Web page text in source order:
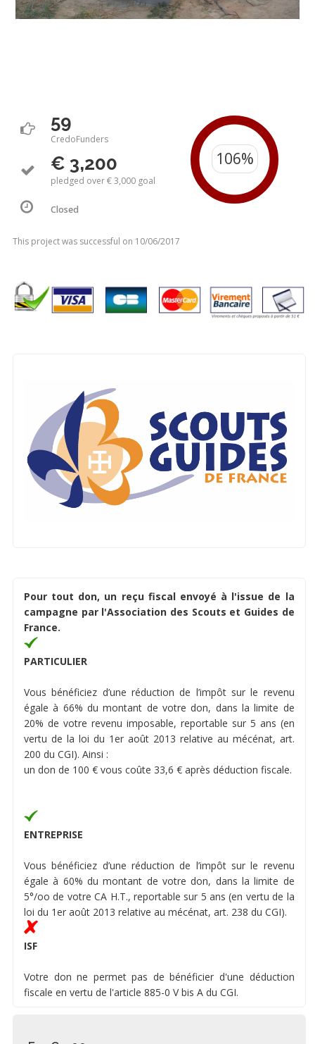
59
CredoFunders
€ 3,200
pledged over € 3,000 goal
Closed
This project was successful on 10/06/2017
Pour tout don, un reçu fiscal envoyé à l'issue de la
campagne par l'Association des Scouts et Guides de
France.
PARTICULIER
Vous bénéficiez d’une réduction de l’impôt sur le revenu
égale à 66% du montant de votre don, dans la limite de
20% de votre revenu imposable, reportable sur 5 ans (en
vertu de la loi du 1er août 2013 relative au mécénat, art.
200 du CGI). Ainsi :
un don de 100 € vous coûte 33,6 € après déduction fiscale.
ENTREPRISE
Vous bénéficiez d’une réduction de l’impôt sur le revenu
égale à 60% du montant de votre don, dans la limite de
5°/oo de votre CA H.T., reportable sur 5 ans (en vertu de la
loi du 1er août 2013 relative au mécénat, art. 238 du CGI).
ISF
Votre don ne permet pas de bénéficier d'une déduction
fiscale en vertu de l'article 885-0 V bis A du CGI.